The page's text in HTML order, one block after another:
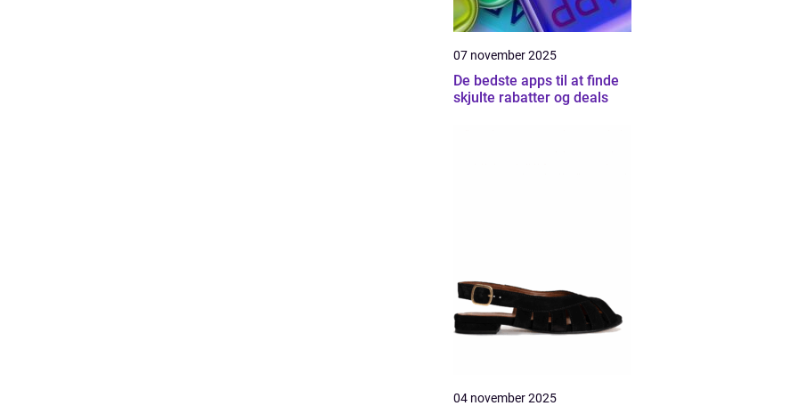
07 november 2025
De bedste apps til at finde
skjulte rabatter og deals
04 november 2025